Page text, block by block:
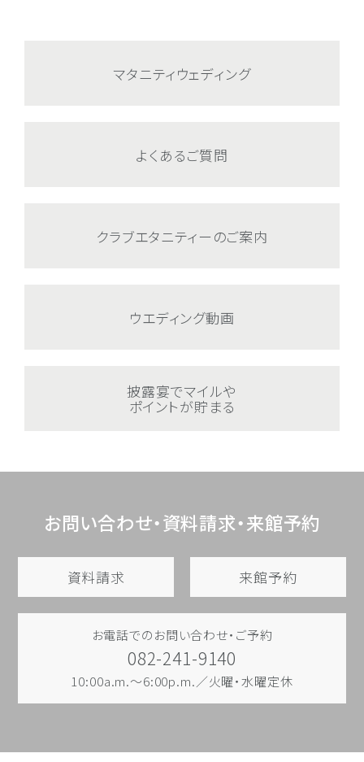
マタニティウェディング
よくあるご質問
クラブエタニティーのご案内
ウエディング動画
披露宴でマイルや
ポイントが貯まる
お問い合わせ・資料請求・来館予約
資料請求 来館予約
お電話でのお問い合わせ・ご予約
082-241-9140
10:00a.m.～6:00p.m.／火曜・水曜定休